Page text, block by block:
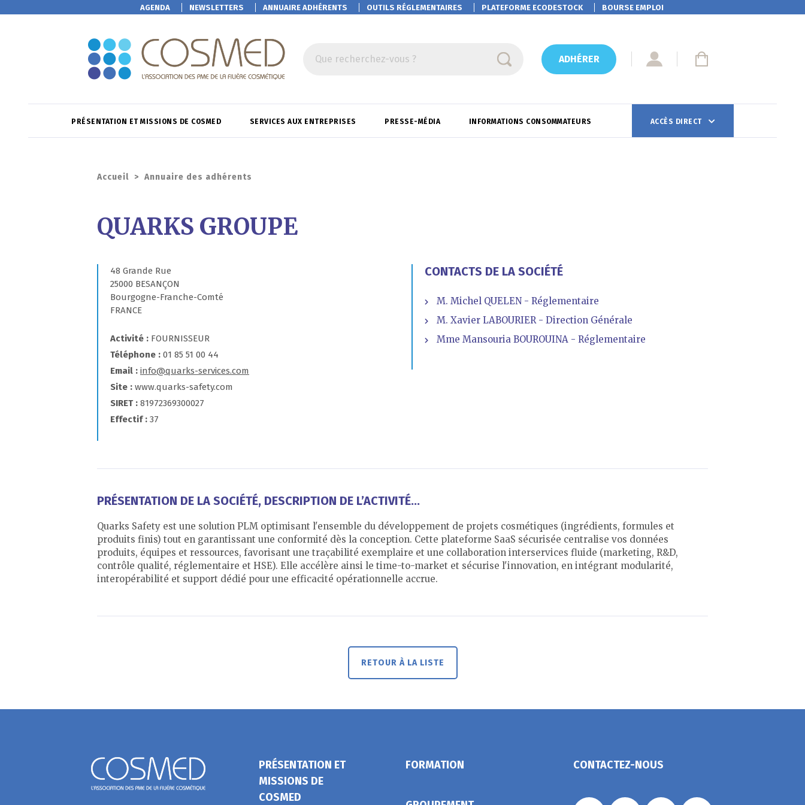
AGENDA NEWSLETTERS ANNUAIRE ADHÉRENTS OUTILS RÉGLEMENTAIRES PLATEFORMEECODESTOCK BOURSE EMPLOI
Que recherchez-vous ? ADHÉRER
PRÉSENTATION ET MISSIONS DE COSMED SERVICES AUX ENTREPRISES PRESSE-MÉDIA INFORMATIONS CONSOMMATEURS ACCÈS DIRECT
Accueil > Annuaire des adhérents
QUARKS GROUPE
48 Grande Rue
25000 BESANÇON
Bourgogne-Franche-Comté
FRANCE
Activité
FOURNISSEUR
Téléphone
01 85 51 00 44
Email
info@quarks-services.com
Site
www.quarks-safety.com
SIRET
81972369300027
Effectif
37
CONTACTS DE LA SOCIÉTÉ
M. Michel QUELEN - Réglementaire
M. Xavier LABOURIER - Direction Générale
Mme Mansouria BOUROUINA - Réglementaire
PRÉSENTATION DE LA SOCIÉTÉ, DESCRIPTION DE L’ACTIVITÉ...
Quarks Safety est une solution PLM optimisant l'ensemble du développement de projets cosmétiques (ingrédients, formules et
produits finis) tout en garantissant une conformité dès la conception. Cette plateforme SaaS sécurisée centralise vos données
produits, équipes et ressources, favorisant une traçabilité exemplaire et une collaboration interservices fluide (marketing, R&D,
contrôle qualité, réglementaire et HSE). Elle accélère ainsi le time-to-market et sécurise l'innovation, en intégrant modularité,
interopérabilité et support dédié pour une efficacité opérationnelle accrue.
RETOUR À LA LISTE
PRÉSENTATION ET
MISSIONS DE
COSMED
FORMATION CONTACTEZ-NOUS